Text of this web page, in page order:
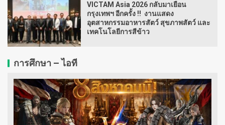
VICTAM Asia 2026 กลับมาเยือน
กรุงเทพฯ อีกครั้ง !! งานแสดง
อุตสาหกรรมอาหารสัตว์ สุขภาพสัตว์ และ
เทคโนโลยีการสีข้าว
การศึกษา – ไอที